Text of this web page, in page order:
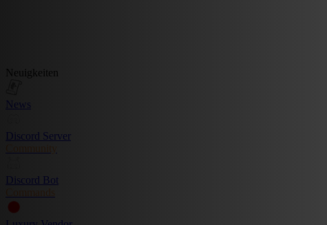
Neuigkeiten
News
Discord Server
Community
Discord Bot